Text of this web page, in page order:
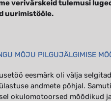
verivärskeid tulemusi
uurimistööle.
MÕJU PILGUJÄLGIMISE
eesmärk oli välja
andmete põhjal.
okulomotoorsed mõõdikud